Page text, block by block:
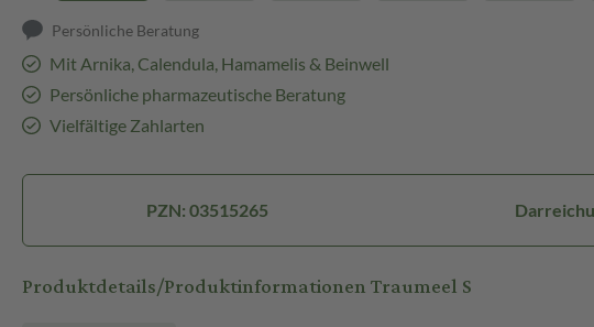
Persönliche Beratung
Mit Arnika, Calendula, Hamamelis & Beinwell
Persönliche pharmazeutische Beratung
Vielfältige Zahlarten
PZN: 03515265
Produktdetails/Produktinformationen Traumeel S